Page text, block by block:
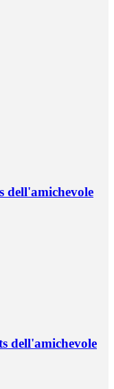
dell'amichevole
dell'amichevole